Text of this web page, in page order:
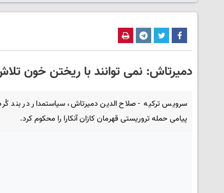
دمیرتاش: نمی توانند با ریختن خون
سرویس ترکیه - صلاح الدین دمیرتاش، سیاستمدار در بند کُرد
پیامی حمله تروریستی قهرمان کازان آنکارا را محکوم کرد.